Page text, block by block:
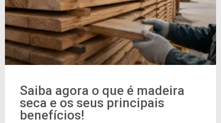
Saiba agora o que é madeira
seca e os seus principais
benefícios!